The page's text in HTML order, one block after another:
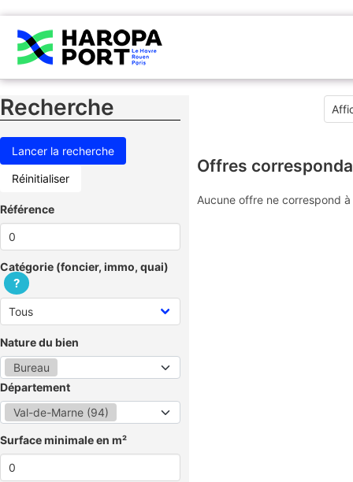
Recherche
Réinitialiser
Référence
Catégorie (foncier, immo, quai)
?
Nature du bien
Bureau
Département
Val-de-Marne (94)
Surface minimale en m²
Offres
Aucune offre ne correspond